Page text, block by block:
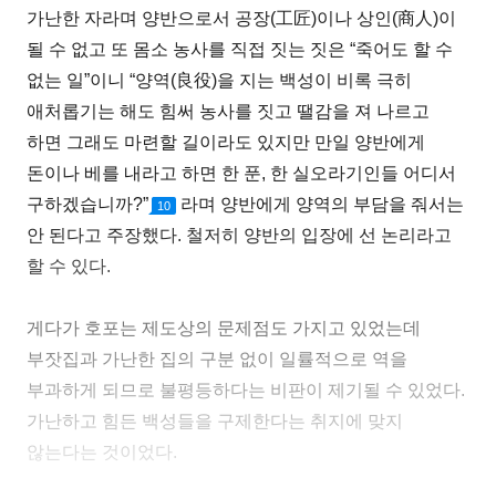
가난한 자라며 양반으로서 공장(工匠)이나 상인(商人)이
될 수 없고 또 몸소 농사를 직접 짓는 짓은 “죽어도 할 수
없는 일”이니 “양역(良役)을 지는 백성이 비록 극히
애처롭기는 해도 힘써 농사를 짓고 땔감을 져 나르고
하면 그래도 마련할 길이라도 있지만 만일 양반에게
돈이나 베를 내라고 하면 한 푼, 한 실오라기인들 어디서
구하겠습니까?”
10
라며 양반에게 양역의 부담을 줘서는
안 된다고 주장했다. 철저히 양반의 입장에 선 논리라고
할 수 있다.
게다가 호포는 제도상의 문제점도 가지고 있었는데
부잣집과 가난한 집의 구분 없이 일률적으로 역을
부과하게 되므로 불평등하다는 비판이 제기될 수 있었다.
가난하고 힘든 백성들을 구제한다는 취지에 맞지
않는다는 것이었다.